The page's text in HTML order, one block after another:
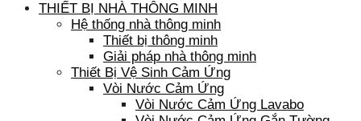
THIẾT BỊ NHÀ THÔNG MINH
Hệ thống nhà thông minh
Thiết bị thông minh
Giải pháp nhà thông minh
Thiết Bị Vệ Sinh Cảm Ứng
Vòi Nước Cảm Ứng
Vòi Nước Cảm Ứng Lavabo